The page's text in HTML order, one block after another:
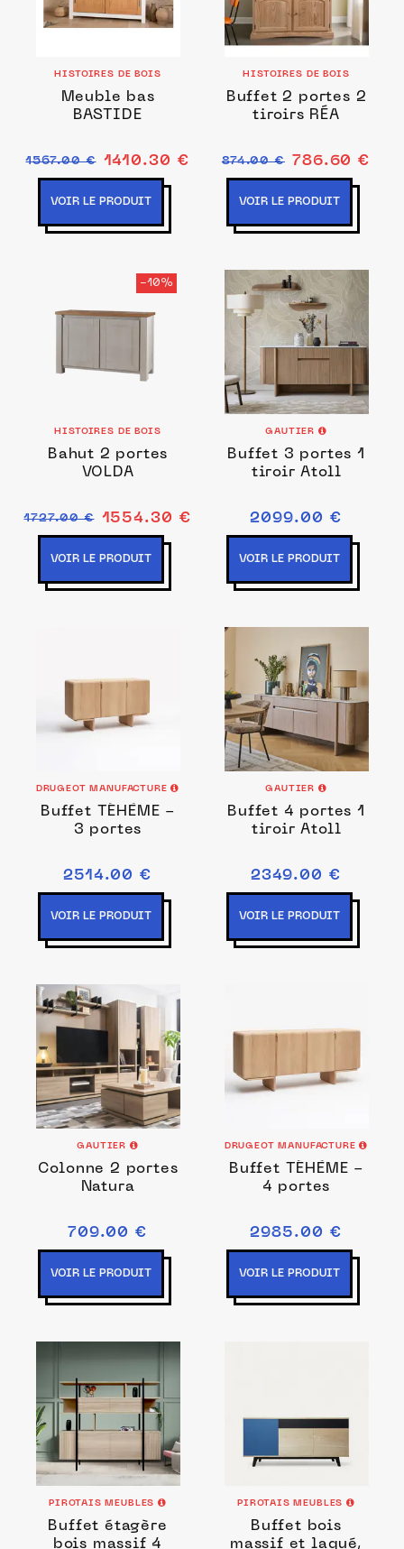
HISTOIRES DE BOIS
Meuble bas
BASTIDE
1567.00 € 1410.30 €
VOIR LE PRODUIT
HISTOIRES DE BOIS
Buffet 2 portes 2
tiroirs RÉA
874.00 € 786.60 €
VOIR LE PRODUIT
-10%
HISTOIRES DE BOIS
Bahut 2 portes
VOLDA
1727.00 € 1554.30 €
VOIR LE PRODUIT
GAUTIER
Buffet 3 portes 1
tiroir Atoll
2099.00 €
VOIR LE PRODUIT
DRUGEOT MANUFACTURE
Buffet TÉHÈME -
3 portes
2514.00 €
VOIR LE PRODUIT
GAUTIER
Buffet 4 portes 1
tiroir Atoll
2349.00 €
VOIR LE PRODUIT
GAUTIER
Colonne 2 portes
Natura
709.00 €
VOIR LE PRODUIT
DRUGEOT MANUFACTURE
Buffet TÉHÈME -
4 portes
2985.00 €
VOIR LE PRODUIT
PIROTAIS MEUBLES
Buffet étagère
bois massif 4
PIROTAIS MEUBLES
Buffet bois
massif et laqué,